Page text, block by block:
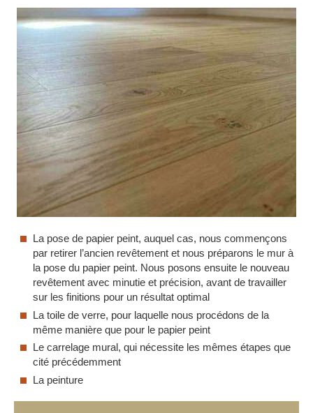
La pose de papier peint, auquel cas, nous commençons
par retirer l’ancien revêtement et nous préparons le mur à
la pose du papier peint. Nous posons ensuite le nouveau
revêtement avec minutie et précision, avant de travailler
sur les finitions pour un résultat optimal
La toile de verre, pour laquelle nous procédons de la
même manière que pour le papier peint
Le carrelage mural, qui nécessite les mêmes étapes que
cité précédemment
La peinture